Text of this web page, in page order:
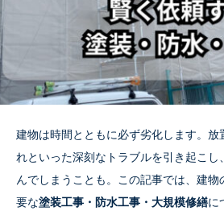
建物は時間とともに必ず劣化します。
れといった深刻なトラブルを引き起こし
んでしまうことも。この記事では、建
要な塗装工事・防水工事・大規模修繕に